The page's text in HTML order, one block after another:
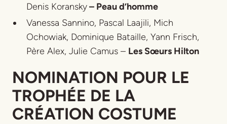
Denis Koransky– Peau d’homme
Vanessa Sannino, Pascal Laajili, Mich
Ochowiak, Dominique Bataille, Yann Frisch,
Père Alex, Julie Camus – Les Sœurs Hilton
NOMINATION POUR LE
TROPHÉE DE LA
CRÉATION COSTUME